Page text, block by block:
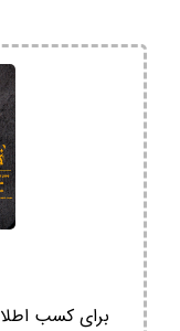
برای کسب